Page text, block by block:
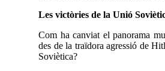
Les victòries de la Unió
Com ha canviat el panorama
des de la traïdora agressió de
Soviètica?